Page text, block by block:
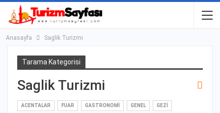
Anasayfa Saglik Turizmi
Tarama Kategorisi
Saglik Turizmi
ACENTALAR FUAR GASTRONOMI GENEL GEZI